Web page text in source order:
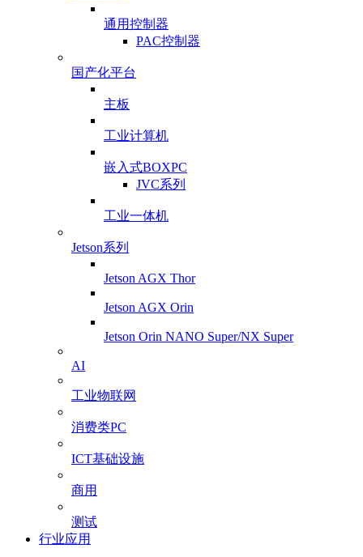
通用控制器
PAC控制器
国产化平台
主板
工业计算机
嵌入式BOXPC
JVC系列
工业一体机
Jetson系列
Jetson AGX Thor
Jetson AGX Orin
Jetson Orin NANO Super/NX Super
AI
工业物联网
消费类PC
ICT基础设施
商用
测试
行业应用